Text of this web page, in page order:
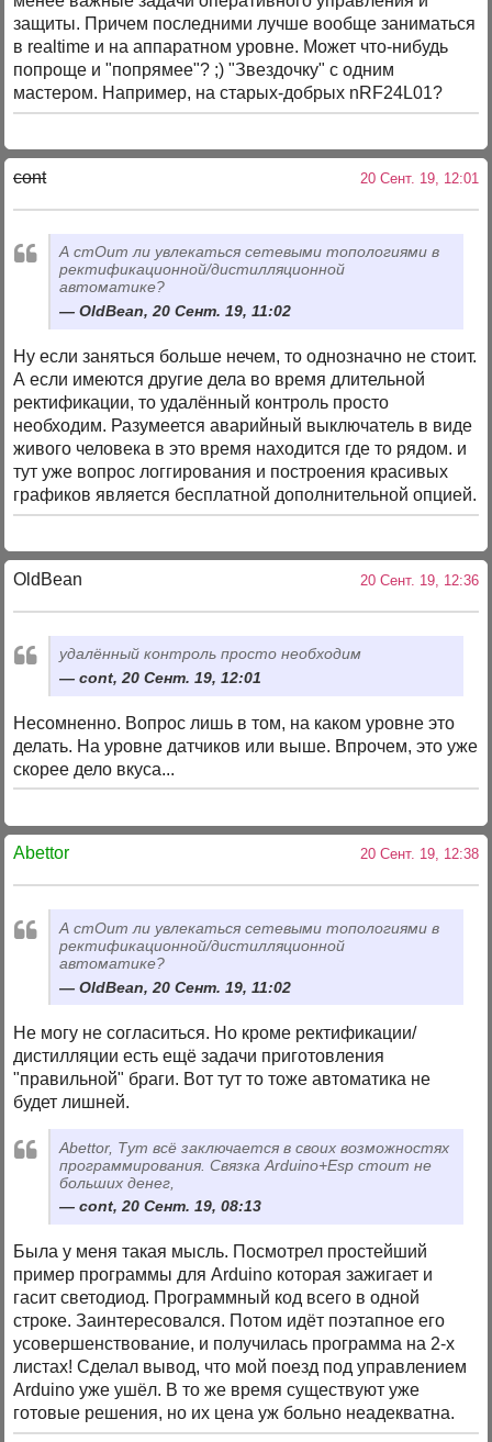
защиты. Причем последними лучше вообще заниматься
в realtime и на аппаратном уровне. Может что-нибудь
попроще и "попрямее"? ;) "Звездочку" с одним
мастером. Например, на старых-добрых nRF24L01?
cont 20 Сент. 19, 12:01
А стОит ли увлекаться сетевыми топологиями в
ректификационной/дистилляционной
автоматике?
OldBean, 20 Сент. 19, 11:02
Ну если заняться больше нечем, то однозначно не стоит.
А если имеются другие дела во время длительной
ректификации, то удалённый контроль просто
необходим. Разумеется аварийный выключатель в виде
живого человека в это время находится где то рядом. и
тут уже вопрос логгирования и построения красивых
графиков является бесплатной дополнительной опцией.
OldBean 20 Сент. 19, 12:36
удалённый контроль просто необходим
cont, 20 Сент. 19, 12:01
Несомненно. Вопрос лишь в том, на каком уровне это
делать. На уровне датчиков или выше. Впрочем, это уже
скорее дело вкуса...
Abettor 20 Сент. 19, 12:38
А стОит ли увлекаться сетевыми топологиями в
ректификационной/дистилляционной
автоматике?
OldBean, 20 Сент. 19, 11:02
Не могу не согласиться. Но кроме ректификации/
дистилляции есть ещё задачи приготовления
"правильной" браги. Вот тут то тоже автоматика не
будет лишней.
Abettor, Тут всё заключается в своих возможностях
программирования. Связка Arduino+Esp стоит не
больших денег,
cont, 20 Сент. 19, 08:13
Была у меня такая мысль. Посмотрел простейший
пример программы для Arduino которая зажигает и
гасит светодиод. Программный код всего в одной
строке. Заинтересовался. Потом идёт поэтапное его
усовершенствование, и получилась программа на 2-х
листах! Сделал вывод, что мой поезд под управлением
Arduino уже ушёл. В то же время существуют уже
готовые решения, но их цена уж больно неадекватна.